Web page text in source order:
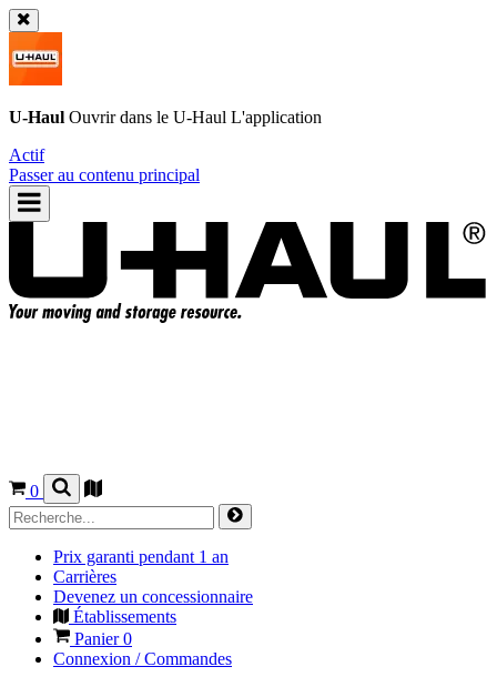
U-Haul Ouvrir dans le U-Haul L'application
Actif
Passer au contenu principal
0
Prix garanti pendant 1 an
Carrières
Devenez un concessionnaire
Établissements
Panier0
Connexion / Commandes